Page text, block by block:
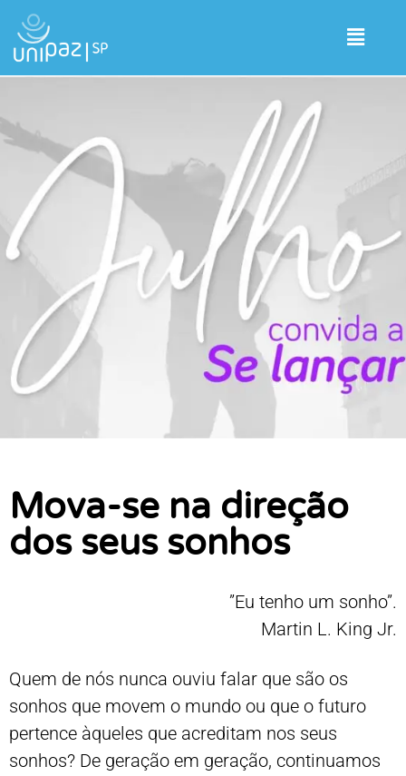
Mova-se na direção
dos seus sonhos
”Eu tenho um sonho”.
Martin L. King Jr.
Quem de nós nunca ouviu falar que são os
sonhos que movem o mundo ou que o futuro
pertence àqueles que acreditam nos seus
sonhos? De geração em geração, continuamos